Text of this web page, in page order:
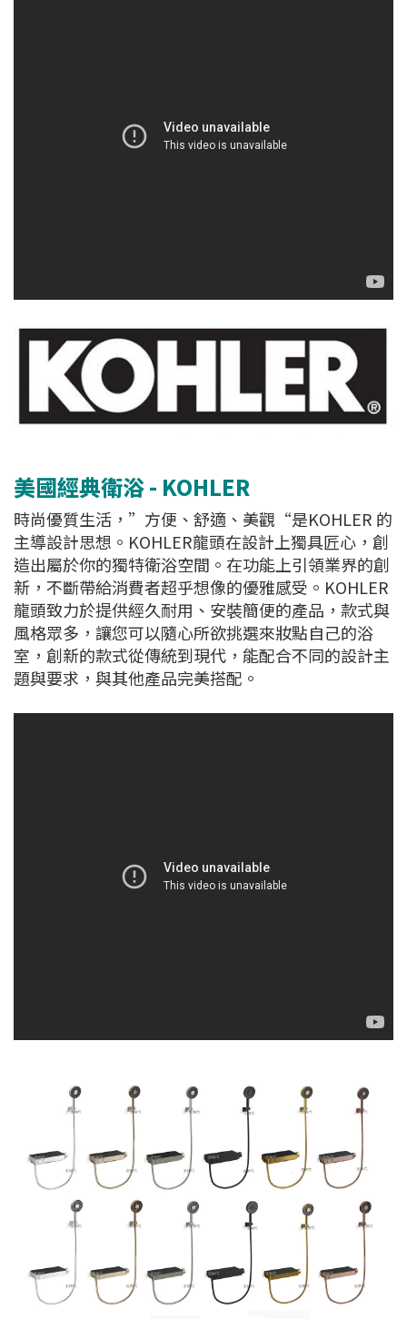
美國經典衛浴 - KOHLER
時尚優質生活，”方便、舒適、美觀“是KOHLER 的
主導設計思想。KOHLER龍頭在設計上獨具匠心，創
造出屬於你的獨特衛浴空間。在功能上引領業界的創
新，不斷帶給消費者超乎想像的優雅感受。KOHLER
龍頭致力於提供經久耐用、安裝簡便的產品，款式與
風格眾多，讓您可以隨心所欲挑選來妝點自己的浴
室，創新的款式從傳統到現代，能配合不同的設計主
題與要求，與其他產品完美搭配。